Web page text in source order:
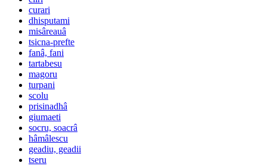
curari
dhisputami
misâreauâ
tsicna-prefte
fanâ, fani
tartabesu
magoru
turpani
scolu
prisinadhâ
giumaeti
socru, soacrâ
hâmâlescu
geadiu, geadii
tseru